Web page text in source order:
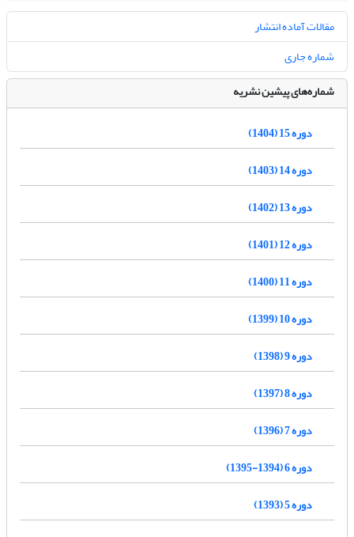
مقالات آماده انتشار
شماره جاری
شماره‌های پیشین نشریه
دوره 15 (1404)
دوره 14 (1403)
دوره 13 (1402)
دوره 12 (1401)
دوره 11 (1400)
دوره 10 (1399)
دوره 9 (1398)
دوره 8 (1397)
دوره 7 (1396)
دوره 6 (1394-1395)
دوره 5 (1393)